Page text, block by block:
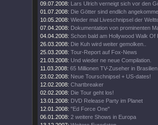
09.07.2008: Lars Ulrich verneigt sich vor den
01.07.2008: Die Götter sind endlich
10.05.2008: Wieder mal Liveschnipsel der
07.04.2008: Dokumentation von prominenten
04.04.2008: Schon bald am Hollywood Walk Of
26.03.2008: Die Kuh wird weiter gemolken..
25.03.2008: Tour-Report auf Fox-News
21.03.2008: Und wieder ne neue Compilation.
11.03.2008: 65 Millionen TV-Zuseher in
23.02.2008: Neue Tourschnipsel + US-dates!
12.02.2008: Chartbreaker
02.02.2008: Die Tour geht los!
13.01.2008: DVD Release Party im Planet
12.01.2008: "Ed Force One"
06.01.2008: 2 weitere Shows in Europa